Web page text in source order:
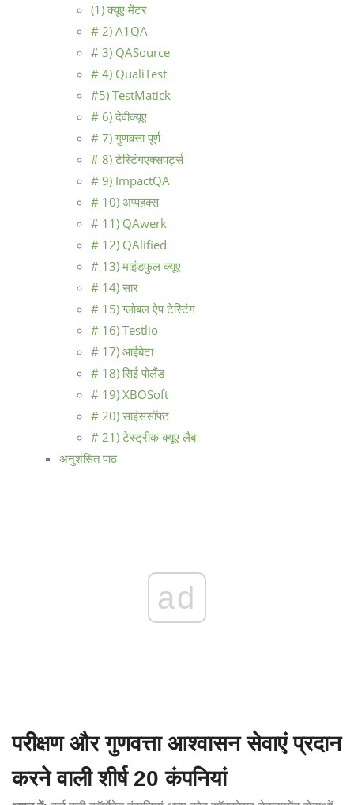
(1) क्यूए मेंटर
# 2) A1QA
# 3) QASource
# 4) QualiTest
#5) TestMatick
# 6) देवीक्यूए
# 7) गुणवत्ता पूर्ण
# 8) टेस्टिंगएक्सपर्ट्स
# 9) ImpactQA
# 10) अप्पहक्स
# 11) QAwerk
# 12) QAlified
# 13) माइंडफुल क्यूए
# 14) सार
# 15) ग्लोबल ऐप टेस्टिंग
# 16) Testlio
# 17) आईबेटा
# 18) सिई पोलैंड
# 19) XBOSoft
# 20) साइंससॉफ्ट
# 21) टेस्ट्रीक क्यूए लैब
अनुशंसित पाठ
ad
परीक्षण और गुणवत्ता आश्वासन सेवाएं प्रदान
करने वाली शीर्ष 20 कंपनियां